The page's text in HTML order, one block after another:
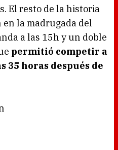
El resto de la historia
en la madrugada del
a las 15h y un doble
permitió competir a
35 horas después de